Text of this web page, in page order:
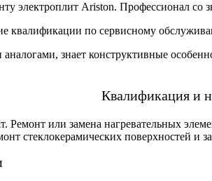
электроплит Ariston. Профессионал
квалификации по сервисному
знает конструктивные
Квалификация и
или замена нагревательных
стеклокерамических поверхностей